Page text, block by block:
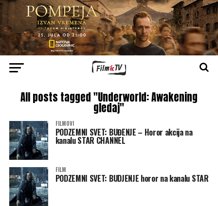
All posts tagged "Underworld: Awakening
gledaj"
FILMOVI
PODZEMNI SVET: BUĐENJE – Horor akcija na
kanalu STAR CHANNEL
FILM
PODZEMNI SVET: BUDJENJE horor na kanalu STAR